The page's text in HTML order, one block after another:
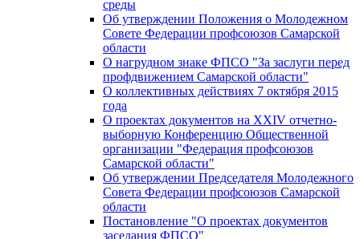
среды
Об утверждении Положения о Молодежном
Совете Федерации профсоюзов Самарской
области
О нагрудном знаке ФПСО "За заслуги перед
профдвижением Самарской области"
О коллективных действиях 7 октября 2015
года
О проектах документов на XXIV отчетно-
выборную Конференцию Общественной
организации "Федерация профсоюзов
Самарской области"
Об утверждении Председателя Молодежного
Совета Федерации профсоюзов Самарской
области
Постановление "О проектах документов
заседания ФПСО"